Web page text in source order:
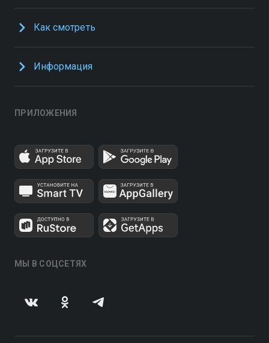
Как смотреть
Информация
ПРИЛОЖЕНИЯ
МЫ В СОЦСЕТЯХ